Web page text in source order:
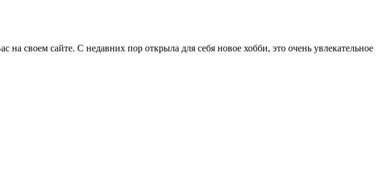
своем сайте. С недавних пор открыла для себя новое хобби, это очень увлекательное